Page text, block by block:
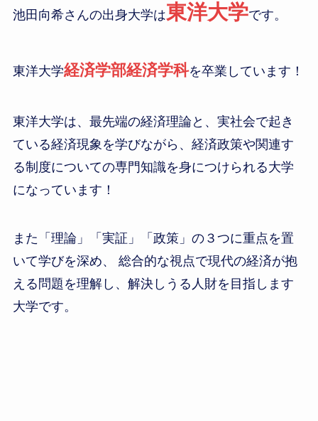
池田向希さんの出身大学は東洋大学です。
東洋大学経済学部経済学科を卒業しています！
東洋大学は、最先端の経済理論と、実社会で起き
ている経済現象を学びながら、経済政策や関連す
る制度についての専門知識を身につけられる大学
になっています！
また「理論」「実証」「政策」の３つに重点を置
いて学びを深め、 総合的な視点で現代の経済が抱
える問題を理解し、解決しうる人財を目指します
大学です。